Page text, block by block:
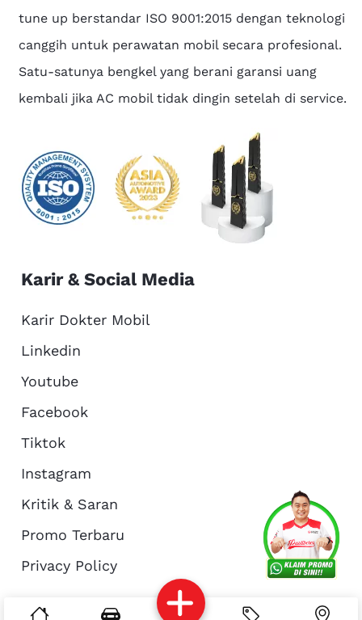
About Us
Reservasi Article
tune up berstandar ISO 9001:2015 dengan teknologi
canggih untuk perawatan mobil secara profesional.
Satu-satunya bengkel yang berani garansi uang
kembali jika AC mobil tidak dingin setelah di service.
Karir & Social Media
Karir Dokter Mobil
Linkedin
Youtube
Facebook
Tiktok
Instagram
Kritik & Saran
Promo Terbaru
Privacy Policy